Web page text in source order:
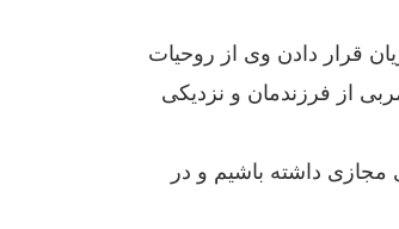
قرار دادن وی از روحیات
از فرزندمان و نزدیکی
داشته باشیم و در